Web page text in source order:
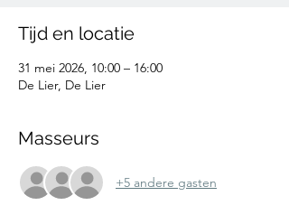
Tijd en locatie
31 mei 2026, 10:00 – 16:00
De Lier, De Lier
Masseurs
+5 andere gasten